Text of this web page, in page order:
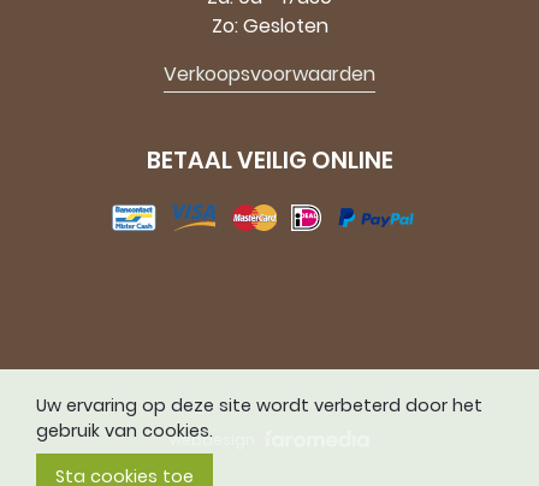
Zo: Gesloten
Verkoopsvoorwaarden
BETAAL VEILIG ONLINE
webdesign
Uw ervaring op deze site wordt verbeterd door het
gebruik van cookies.
Sta cookies toe